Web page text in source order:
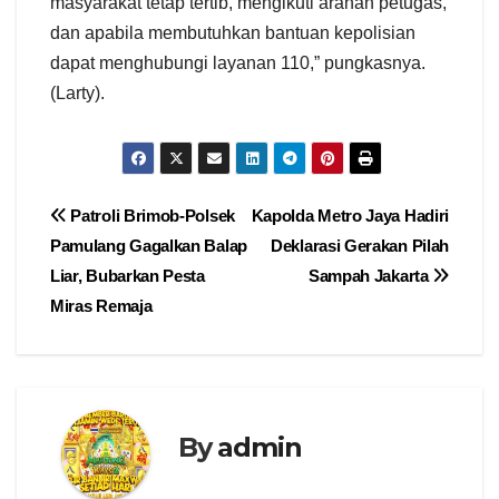
dan apabila membutuhkan bantuan kepolisian
dapat menghubungi layanan 110,” pungkasnya.
(Larty).
Navigasi
pos
Kapolda Metro Jaya Hadiri
Deklarasi Gerakan Pilah
Sampah Jakarta
Patroli Brimob-Polsek
Pamulang Gagalkan Balap
Liar, Bubarkan Pesta
Miras Remaja
Byadmin